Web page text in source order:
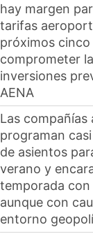
hay margen
tarifas
próximos cinco
comprometer
inversiones
AENA
Las compañías
programan
de asientos
verano y
temporada
aunque con
entorno